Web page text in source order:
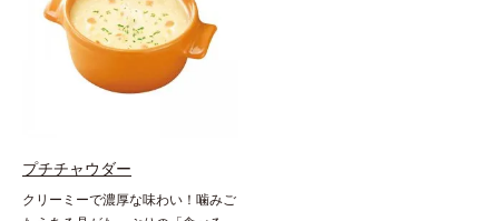
た、まるでフルーツゼリーのように
みずみずしいゼリーです。個包装の
スティックタイプだから、いつでも
どこでも片手でおいしくコラーゲン
しょう。脂肪分ゼロ＆1袋20kcal
で、ダイエット中でも安心です。各
プチチャウダー
クリーミーで濃厚な味わい！噛みご